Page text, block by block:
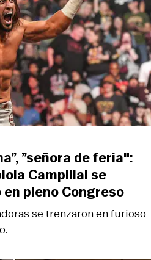
se trenzaron en furioso
”señora de feria":
Campillai se
pleno Congreso